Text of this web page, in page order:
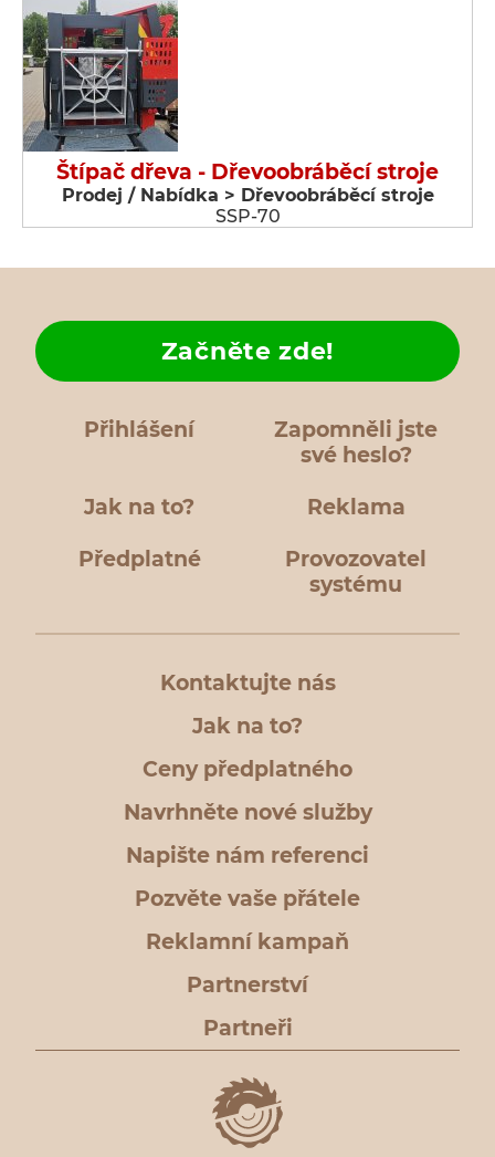
Štípač dřeva - Dřevoobráběcí stroje
Prodej / Nabídka > Dřevoobráběcí stroje
SSP-70
Přihlášení
Zapomněli jste
své heslo?
Jak na to?
Začněte zde!
Reklama
Předplatné
Provozovatel
systému
Kontaktujte nás
Jak na to?
Ceny předplatného
Navrhněte nové služby
Napište nám referenci
Pozvěte vaše přátele
Reklamní kampaň
Partnerství
Partneři